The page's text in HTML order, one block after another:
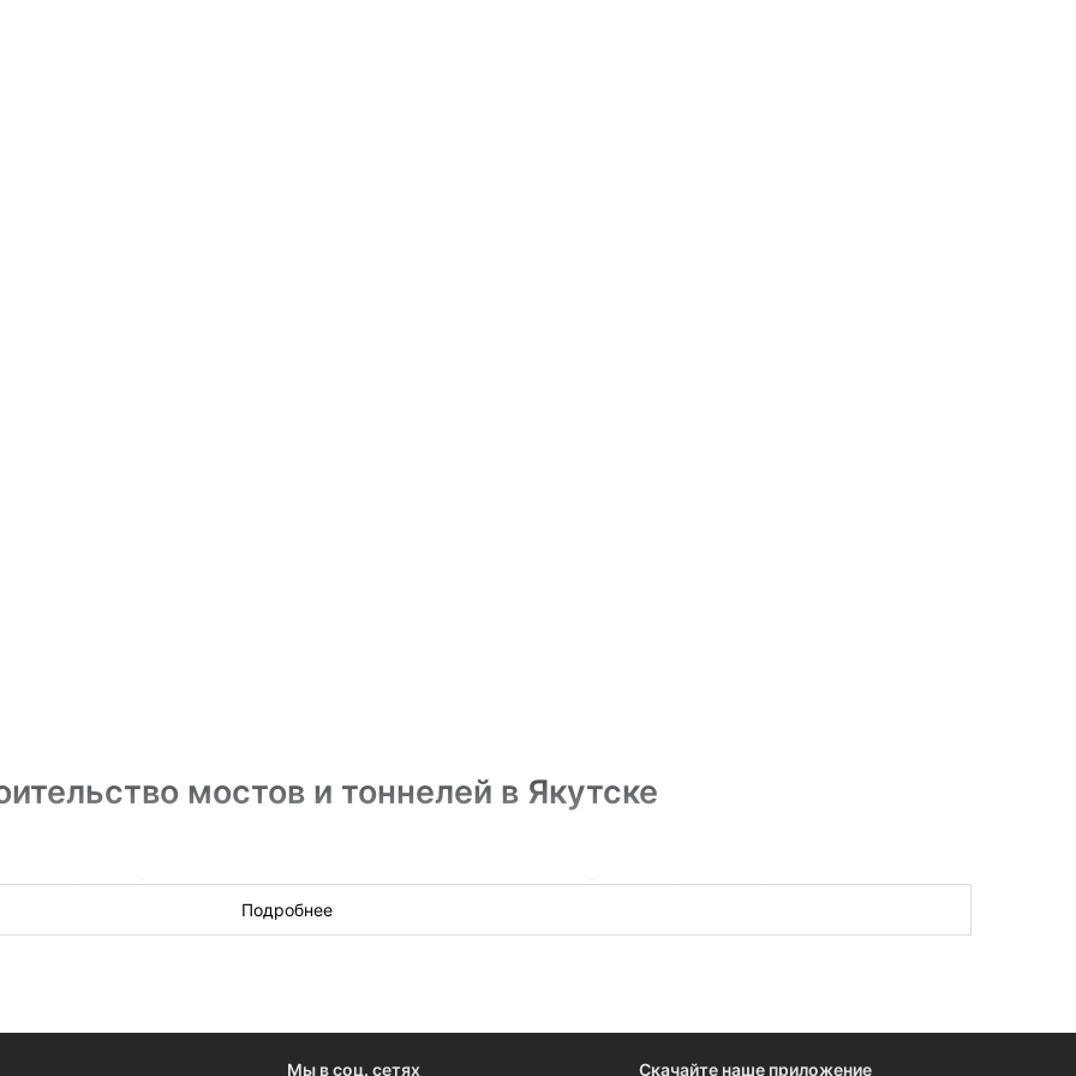
мостов и тоннелей в Якутске
тоннелей, виадуков и развязок — разыгрываются регулярно. Если вы готовы участвовать в конкурсах от
и регионов, или вам нужно быть в курсе, кто победитель — в этом разделе вы найдете все данные по
работы в Якутске.
Подробнее
Мы в соц. сетях Скачайте наше приложение